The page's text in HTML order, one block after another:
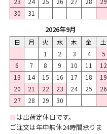
30
31
2026年9月
日 月 火 水 木 金
土
1
2 3 4
5
6
7 8 9 10 11
12
13
14 15 16 17 18
19
20
21 22 23 24 25
26
27
28 29 30
■は出荷定休日です。
ご注文は年中無休24時間承りま